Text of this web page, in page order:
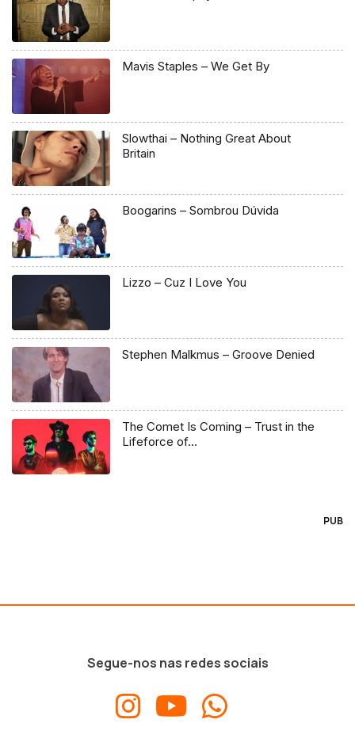
Mavis Staples – We Get By
Slowthai – Nothing Great About
Britain
Boogarins – Sombrou Dúvida
Lizzo – Cuz I Love You
Stephen Malkmus – Groove Denied
The Comet Is Coming – Trust in the
Lifeforce of…
PUB
Segue-nos nas redes sociais